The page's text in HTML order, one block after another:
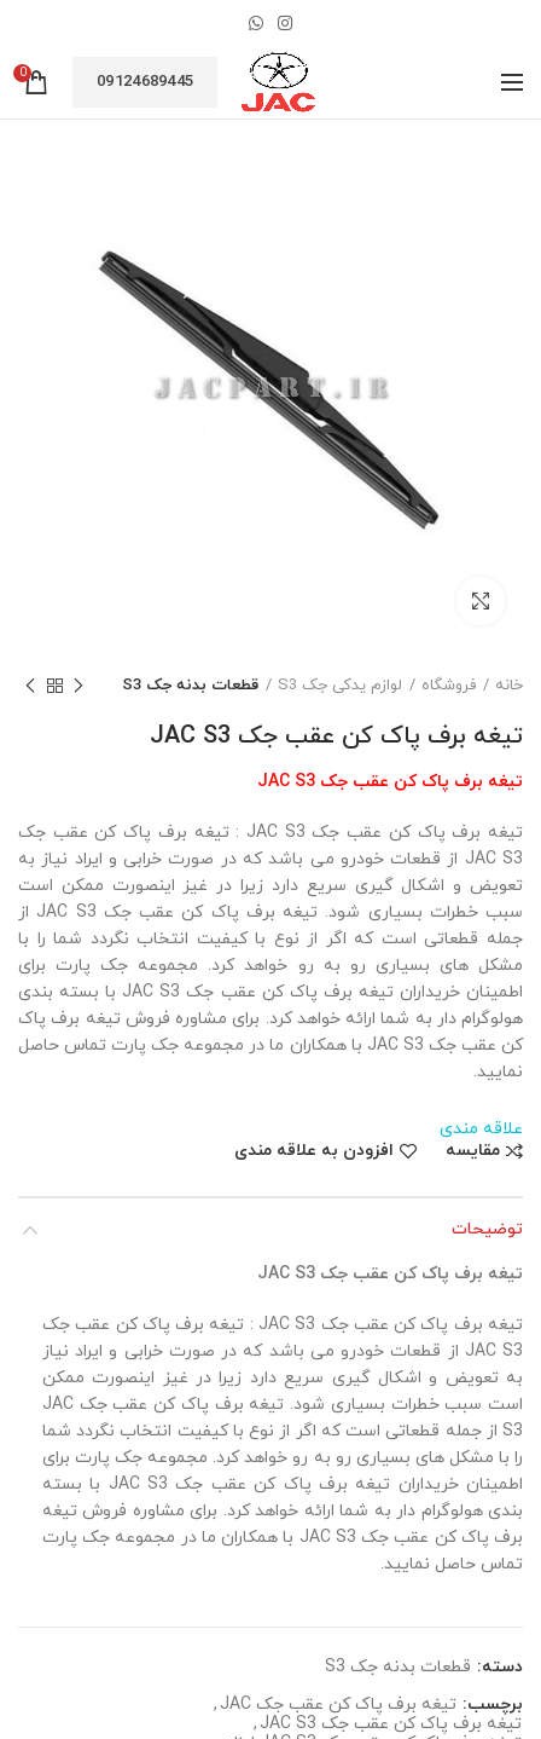
09124689445
0
خانه فروشگاه لوازم یدکی جک S3 قطعات بدنه جک S3
تیغه برف پاک کن عقب جک JAC S3
تیغه برف پاک کن عقب جک JAC S3
تیغه برف پاک کن عقب جک JAC S3 : تیغه برف پاک کن عقب جک
JAC S3 از قطعات خودرو می باشد که در صورت خرابی و ایراد نیاز به
تعویض و اشکال گیری سریع دارد زیرا در غیز اینصورت ممکن است
سبب خطرات بسیاری شود. تیغه برف پاک کن عقب جک JAC S3 از
جمله قطعاتی است که اگر از نوع با کیفیت انتخاب نگردد شما را با
مشکل های بسیاری رو به رو خواهد کرد. مجموعه جک پارت برای
اطمینان خریداران تیغه برف پاک کن عقب جک JAC S3 با بسته بندی
هولوگرام دار به شما ارائه خواهد کرد. برای مشاوره فروش تیغه برف پاک
کن عقب جک JAC S3 با همکاران ما در مجموعه جک پارت تماس حاصل
نمایید.
علاقه مندی
مقایسه
افزودن به علاقه مندی
توضیحات
تیغه برف پاک کن عقب جک JAC S3
تیغه برف پاک کن عقب جک JAC S3 : تیغه برف پاک کن عقب جک
JAC S3 از قطعات خودرو می باشد که در صورت خرابی و ایراد نیاز
به تعویض و اشکال گیری سریع دارد زیرا در غیز اینصورت ممکن
است سبب خطرات بسیاری شود. تیغه برف پاک کن عقب جک JAC
S3 از جمله قطعاتی است که اگر از نوع با کیفیت انتخاب نگردد شما
را با مشکل های بسیاری رو به رو خواهد کرد. مجموعه جک پارت برای
اطمینان خریداران تیغه برف پاک کن عقب جک JAC S3 با بسته
بندی هولوگرام دار به شما ارائه خواهد کرد. برای مشاوره فروش تیغه
برف پاک کن عقب جک JAC S3 با همکاران ما در مجموعه جک پارت
تماس حاصل نمایید.
دسته: قطعات بدنه جک S3
برچسب: تیغه برف پاک کن عقب جک JAC
,
تیغه برف پاک کن عقب جک JAC S3
,